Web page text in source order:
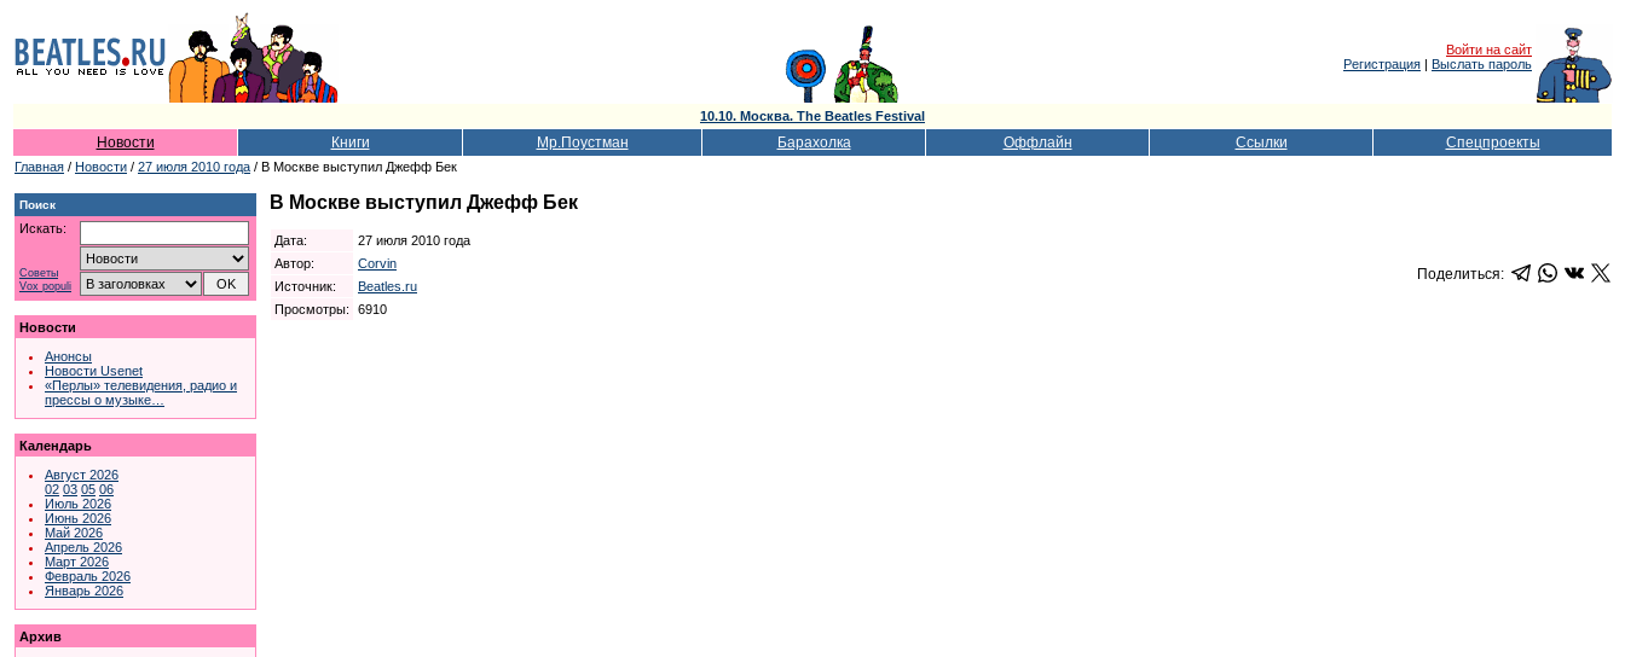
Войти на сайт
Регистрация | Выслать пароль
10.10. Москва. The Beatles Festival
Новости Книги Мр.Поустман Барахолка Оффлайн Ссылки Спецпроекты
Главная / Новости / 27 июля 2010 года / В Москве выступил Джефф Бек
Поиск
Искать:
Советы
Vox populi
Новости
Анонсы
Новости Usenet
«Перлы» телевидения, радио и
прессы о музыке…
Календарь
Август 2026
02 03 05 06
Июль 2026
Июнь 2026
Май 2026
Апрель 2026
Март 2026
Февраль 2026
Январь 2026
Архив
В Москве выступил Джефф Бек
Дата:
27 июля 2010 года
Автор:
Corvin
Источник:
Beatles.ru
Просмотры:
6910
Поделиться: